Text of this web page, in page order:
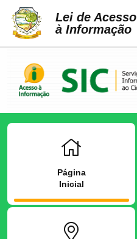
Lei de Acesso
à Informação
Página
Inicial